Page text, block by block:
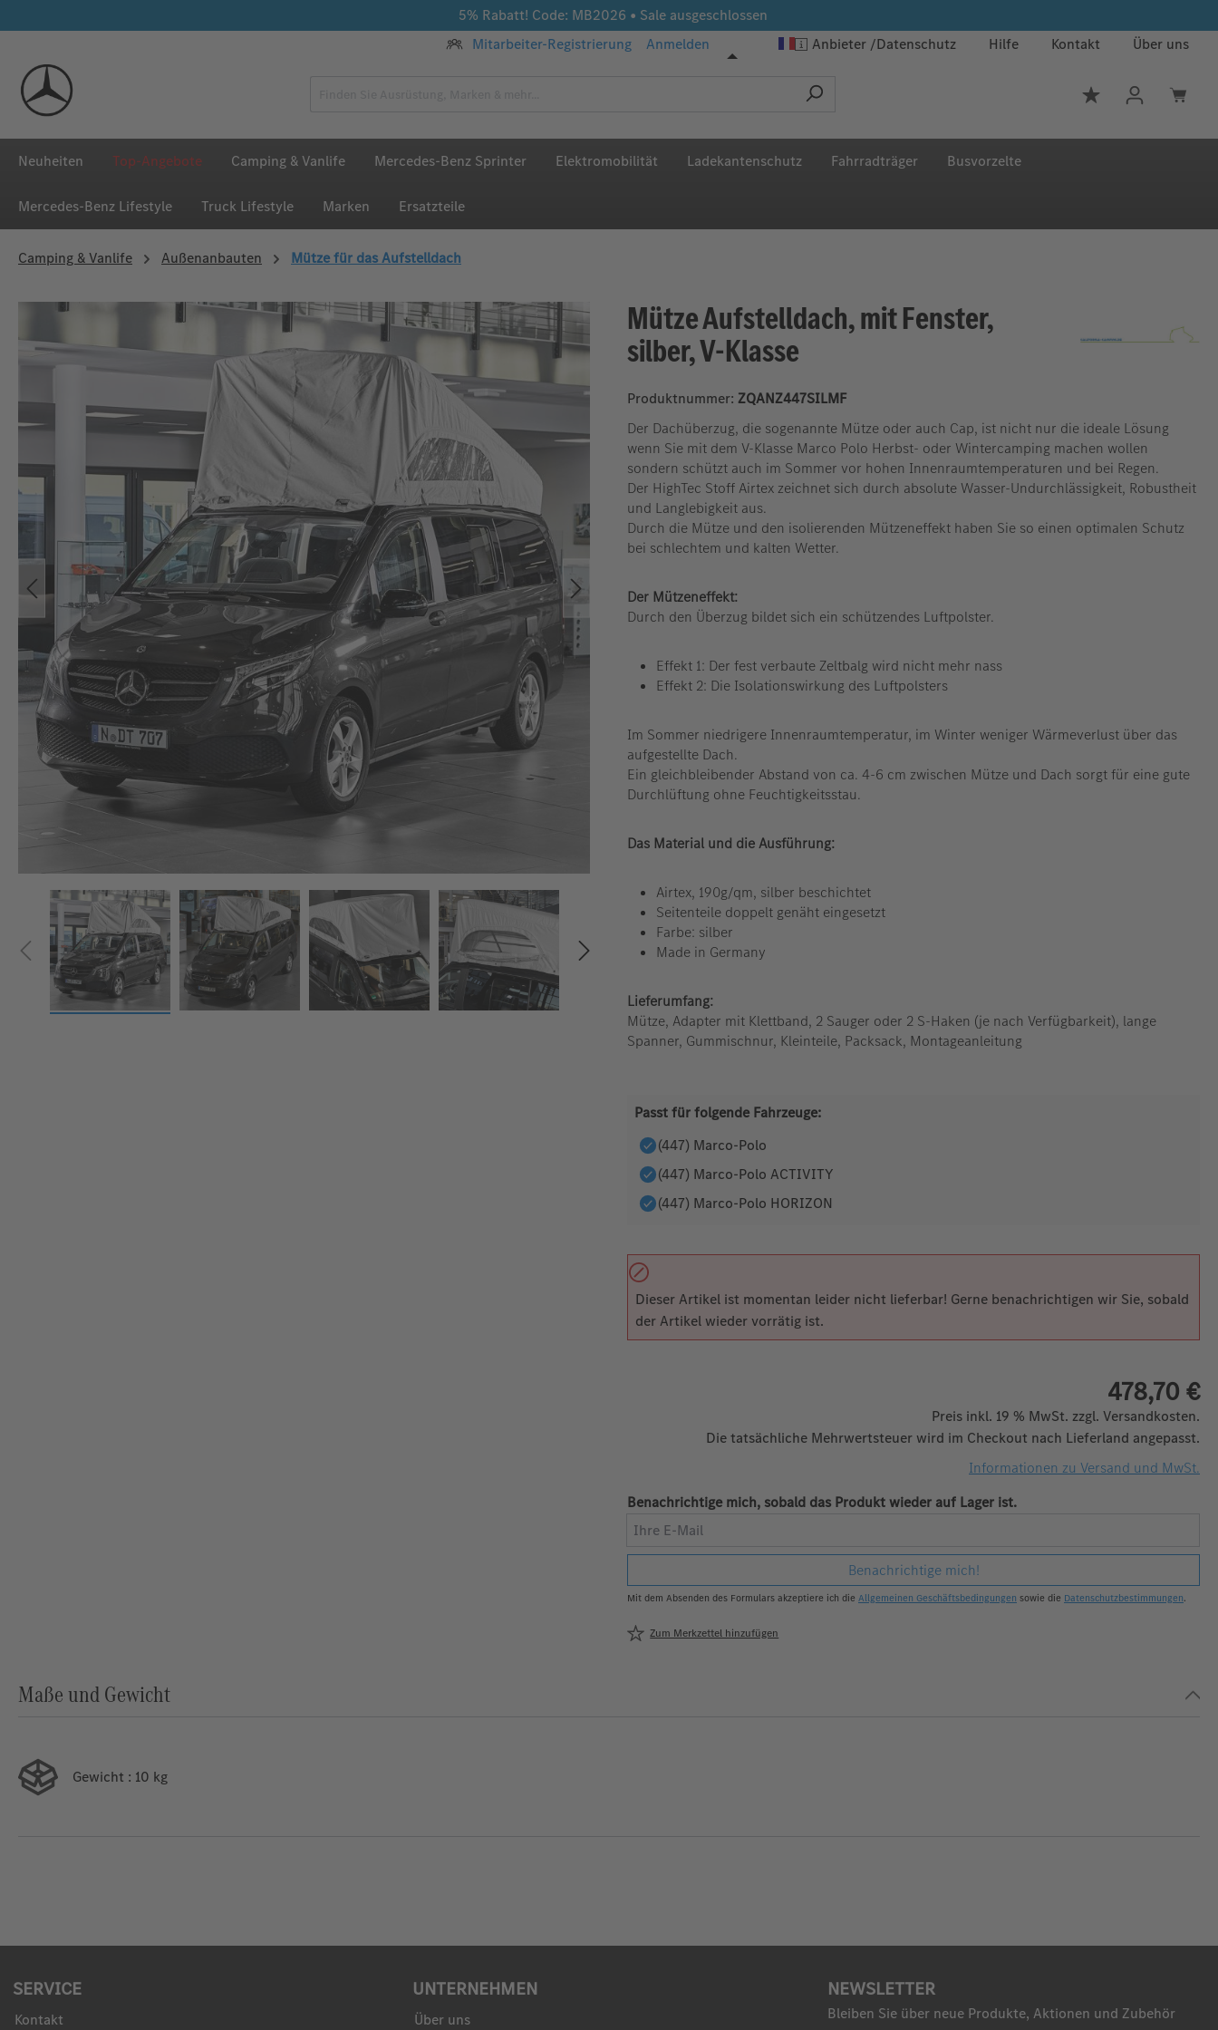
5% Rabatt! Code: MB2026 • Sale ausgeschlossen
Mitarbeiter-Registrierung
Anmelden Anbieter Datenschutz Hilfe Kontakt Über uns
Du hast 0
Neuheiten Top-Angebote Camping & Vanlife Mercedes-Benz Sprinter Elektromobilität Ladekantenschutz Fahrradträger Busvorzelte
Mercedes‑Benz Lifestyle Truck Lifestyle Marken Ersatzteile
Camping & Vanlife Außenanbauten Mütze für das Aufstelldach
Bildergalerie überspringen Mütze Aufstelldach, mit Fenster,
silber, V-Klasse
Produktnummer: ZQANZ447SILMF
Der Dachüberzug, die sogenannte Mütze oder auch Cap, ist nicht nur die ideale Lösung
wenn Sie mit dem V-Klasse Marco Polo Herbst- oder Wintercamping machen wollen
sondern schützt auch im Sommer vor hohen Innenraumtemperaturen und bei Regen.
Der HighTec Stoff Airtex zeichnet sich durch absolute Wasser-Undurchlässigkeit, Robustheit
und Langlebigkeit aus.
Durch die Mütze und den isolierenden Mützeneffekt haben Sie so einen optimalen Schutz
bei schlechtem und kalten Wetter.
Der Mützeneffekt:
Durch den Überzug bildet sich ein schützendes Luftpolster.
Effekt 1: Der fest verbaute Zeltbalg wird nicht mehr nass
Effekt 2: Die Isolationswirkung des Luftpolsters
Im Sommer niedrigere Innenraumtemperatur, im Winter weniger Wärmeverlust über das
aufgestellte Dach.
Ein gleichbleibender Abstand von ca. 4-6 cm zwischen Mütze und Dach sorgt für eine gute
Durchlüftung ohne Feuchtigkeitsstau.
Das Material und die Ausführung:
Airtex, 190g/qm, silber beschichtet
Seitenteile doppelt genäht eingesetzt
Farbe: silber
Made in Germany
Lieferumfang:
Mütze, Adapter mit Klettband, 2 Sauger oder 2 S-Haken (je nach Verfügbarkeit), lange
Spanner, Gummischnur, Kleinteile, Packsack, Montageanleitung
Passt für folgende Fahrzeuge:
(447) Marco-Polo
(447) Marco-Polo ACTIVITY
(447) Marco-Polo HORIZON
Dieser Artikel ist momentan leider nicht lieferbar! Gerne benachrichtigen wir Sie, sobald
der Artikel wieder vorrätig ist.
478,70 €
Preis inkl. 19 % MwSt. zzgl. Versandkosten.
Die tatsächliche Mehrwertsteuer wird im Checkout nach Lieferland angepasst.
Informationen zu Versand und MwSt.
Benachrichtige mich, sobald das Produkt wieder auf Lager ist.
Ihre E-Mail
Benachrichtige mich!
Mit dem Absenden des Formulars akzeptiere ich die Allgemeinen Geschäftsbedingungen sowie die Datenschutzbestimmungen.
Zum Merkzettel hinzufügen
Maße und Gewicht
Gewicht : 10 kg
SERVICE
Kontakt
UNTERNEHMEN
Über uns
NEWSLETTER
Bleiben Sie über neue Produkte, Aktionen und Zubehör